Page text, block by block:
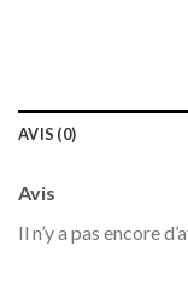
AVIS (0)
Avis
Il n’y a pas encore